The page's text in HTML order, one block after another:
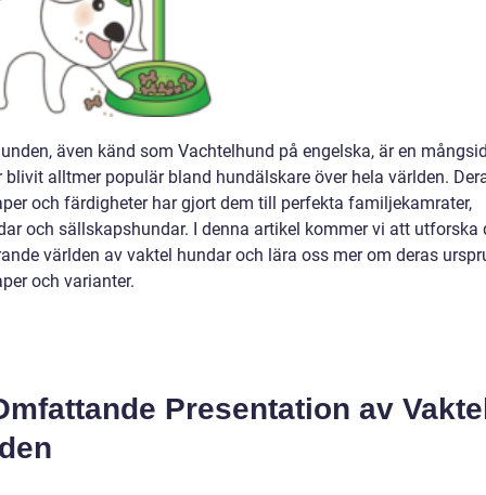
även känd som Vachtelhund på engelska, är en
blivit alltmer populär bland hundälskare över hela världen.
och färdigheter har gjort dem till perfekta familjekamrater,
och sällskapshundar. I denna artikel kommer vi att utforska
världen av vaktel hundar och lära oss mer om deras
och varianter.
Presentation av